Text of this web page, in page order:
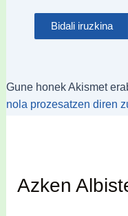
Gune honek Akismet
nola prozesatzen diren
Azken